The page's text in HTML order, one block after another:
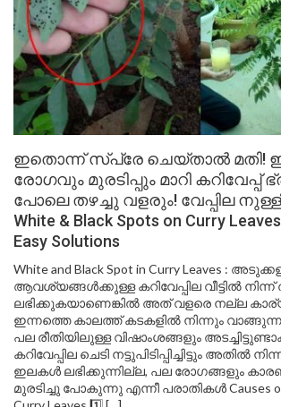
ഇതൊന്ന് സ്പ്രേ ചെയ്താൽ മതി!
രോഗവും മുരടിപ്പും മാറി കറിവേപ്പ്
പോലെ തഴച്ചു വളരും! വേപ്പില
White & Black Spots on Curry
Easy Solutions
White and Black Spot in Curry Leaves :
ആവശ്യങ്ങൾക്കുള്ള കറിവേപ്പില വീട്ടിൽ നിന്ന്
ലഭിക്കുകയാണെങ്കിൽ അത് വളരെ നല്ല
ഇന്നത്തെ കാലത്ത് കടകളിൽ നിന്നും വാങ്ങുന്ന
പല രീതിയിലുള്ള വിഷാംശങ്ങളും
കറിവേപ്പില ചെടി നട്ടുപിടിപ്പിച്ചിട്ടും
ഇലകൾ ലഭിക്കുന്നില്ല, പല രോഗങ്ങളും
മുരടിച്ചു പോകുന്നു എന്നീ പരാതികൾ Causes of